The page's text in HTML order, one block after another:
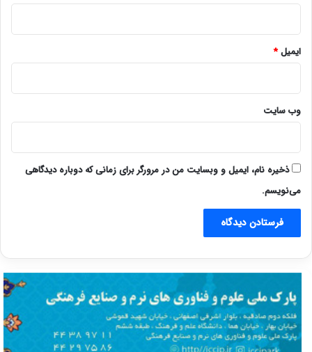
ایمیل*
وب‌ سایت
ذخیره نام، ایمیل و وبسایت من در مرورگر برای زمانی که دوباره دیدگاهی
می‌نویسم.